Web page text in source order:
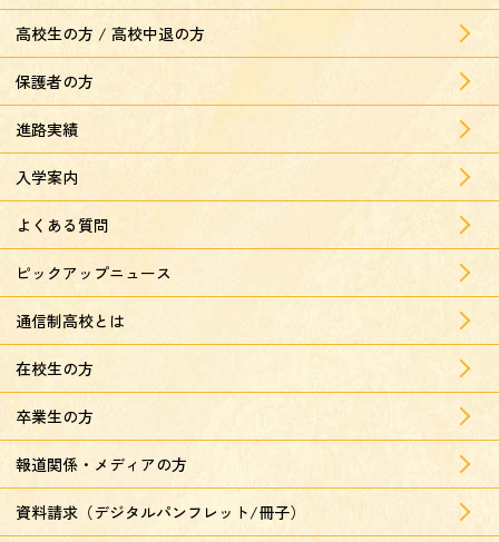
高校生の方 / 高校中退の方
保護者の方
進路実績
入学案内
よくある質問
ピックアップニュース
通信制高校とは
在校生の方
卒業生の方
報道関係・メディアの方
資料請求（デジタルパンフレット/冊子）